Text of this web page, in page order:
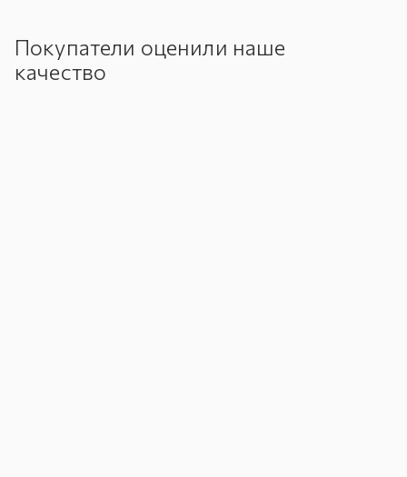
Покупатели оценили наше
качество